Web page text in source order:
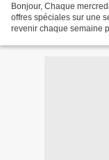
Bonjour, Chaque
offres spéciales sur une
revenir chaque semaine